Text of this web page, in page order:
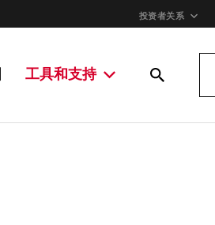
投资者关系
工具和支持